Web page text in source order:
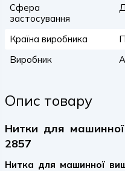
Сфера
застосування
Країна виробника
Виробник
Опис товару
Нитки для
2857
Нитка для машинної